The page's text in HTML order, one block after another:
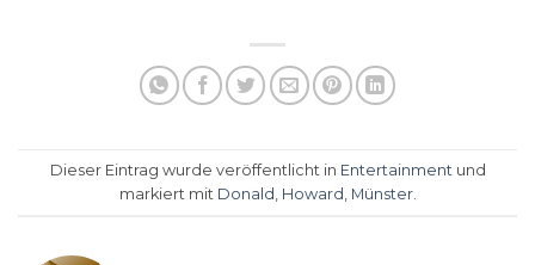
Dieser Eintrag wurde veröffentlicht in Entertainment und
markiert mit Donald Howard Münster.